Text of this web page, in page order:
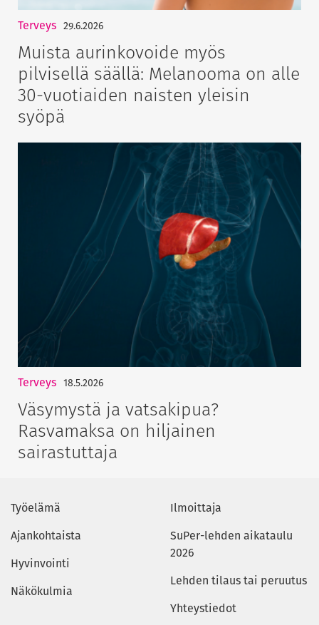
Terveys 29.6.2026
Muista aurinkovoide myös
pilvisellä säällä: Melanooma on alle
30-vuotiaiden naisten yleisin
syöpä
Terveys 18.5.2026
Väsymystä ja vatsakipua?
Rasvamaksa on hiljainen
sairastuttaja
Työelämä
Ajankohtaista
Hyvinvointi
Näkökulmia
Ilmoittaja
SuPer-lehden aikataulu
2026
Lehden tilaus tai peruutus
Yhteystiedot